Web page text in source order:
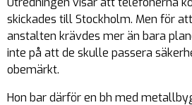
skickades till Stockholm. Men för
anstalten krävdes mer än bara
inte på att de skulle passera
obemärkt.
Hon bar därför en bh med